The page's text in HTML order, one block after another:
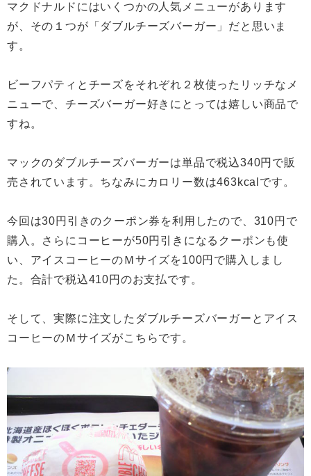
マクドナルドにはいくつかの人気メニューがあります
が、その１つが「ダブルチーズバーガー」だと思いま
す。
ビーフパティとチーズをそれぞれ２枚使ったリッチなメ
ニューで、チーズバーガー好きにとっては嬉しい商品で
すね。
マックのダブルチーズバーガーは単品で税込340円で販
売されています。ちなみにカロリー数は463kcalです。
今回は30円引きのクーポン券を利用したので、310円で
購入。さらにコーヒーが50円引きになるクーポンも使
い、アイスコーヒーのＭサイズを100円で購入しまし
た。合計で税込410円のお支払です。
そして、実際に注文したダブルチーズバーガーとアイス
コーヒーのＭサイズがこちらです。